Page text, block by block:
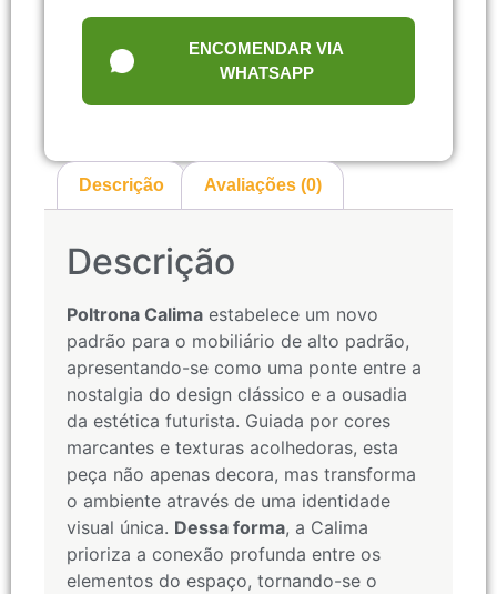
ENCOMENDAR VIA
WHATSAPP
Descrição Avaliações (0)
Descrição
Poltrona Calima estabelece um novo
padrão para o mobiliário de alto padrão,
apresentando-se como uma ponte entre a
nostalgia do design clássico e a ousadia
da estética futurista. Guiada por cores
marcantes e texturas acolhedoras, esta
peça não apenas decora, mas transforma
o ambiente através de uma identidade
visual única. Dessa forma, a Calima
prioriza a conexão profunda entre os
elementos do espaço, tornando-se o